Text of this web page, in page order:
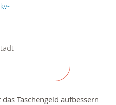
Taschengeld aufbessern